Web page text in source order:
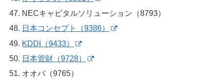
NECキャピタルソリューション（8793）
日本コンセプト（9386）
KDDI（9433）
日本管財（9728）
オオバ（9765）